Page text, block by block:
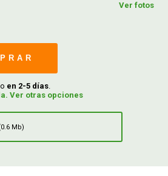
Ver fotos
en 2-5 días.
Ver otras opciones
Mb)
GUÍAS